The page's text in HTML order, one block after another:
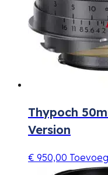
Thypoch
Version
€ 950,00